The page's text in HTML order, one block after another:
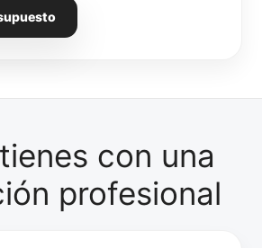
con una
profesional